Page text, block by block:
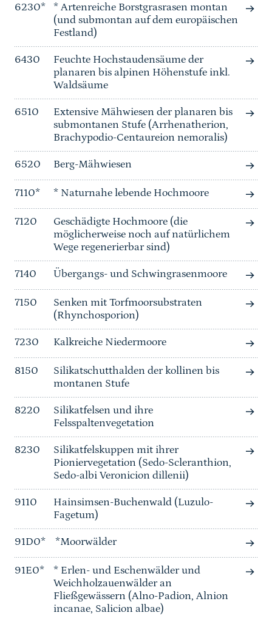
6230*
* Artenreiche Borstgrasrasen montan
(und submontan auf dem europäischen
Festland)
6430
Feuchte Hochstaudensäume der
planaren bis alpinen Höhenstufe inkl.
Waldsäume
6510
Extensive Mähwiesen der planaren bis
submontanen Stufe (Arrhenatherion,
Brachypodio-Centaureion nemoralis)
6520 Berg-Mähwiesen
7110* * Naturnahe lebende Hochmoore
7120
Geschädigte Hochmoore (die
möglicherweise noch auf natürlichem
Wege regenerierbar sind)
7140 Übergangs- und Schwingrasenmoore
7150
Senken mit Torfmoorsubstraten
(Rhynchosporion)
7230 Kalkreiche Niedermoore
8150
Silikatschutthalden der kollinen bis
montanen Stufe
8220
Silikatfelsen und ihre
Felsspaltenvegetation
8230
Silikatfelskuppen mit ihrer
Pioniervegetation (Sedo-Scleranthion,
Sedo-albi Veronicion dillenii)
9110
Hainsimsen-Buchenwald (Luzulo-
Fagetum)
91D0* *Moorwälder
91E0*
* Erlen- und Eschenwälder und
Weichholzauenwälder an
Fließgewässern (Alno-Padion, Alnion
incanae, Salicion albae)